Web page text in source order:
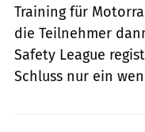
Training für
die Teilnehmer
Safety League
Schluss nur ein